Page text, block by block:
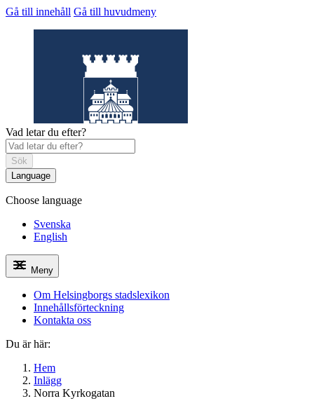
Gå till innehåll Gå till huvudmeny
Helsingborgs stadslexikon
Vad letar du efter?
Sök
Language
Choose language
Svenska
English
Meny
Om Helsingborgs stadslexikon
Innehållsförteckning
Kontakta oss
Du är här:
Hem
Inlägg
Norra Kyrkogatan